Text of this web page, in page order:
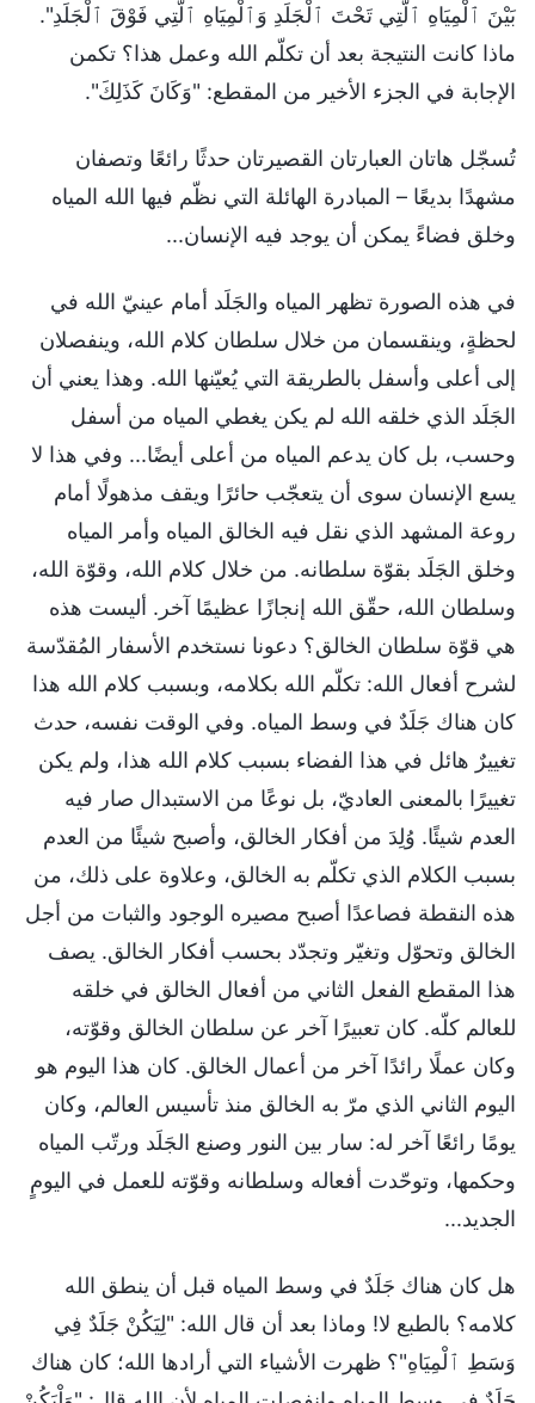
بَيْنَ ٱلْمِيَاهِ ٱلَّتِي تَحْتَ ٱلْجَلَدِ وَٱلْمِيَاهِ ٱلَّتِي فَوْقَ ٱلْجَلَدِ".
ماذا كانت النتيجة بعد أن تكلّم الله وعمل هذا؟ تكمن
الإجابة في الجزء الأخير من المقطع: "وَكَانَ كَذَلِكَ".
تُسجّل هاتان العبارتان القصيرتان حدثًا رائعًا وتصفان
مشهدًا بديعًا – المبادرة الهائلة التي نظّم فيها الله المياه
وخلق فضاءً يمكن أن يوجد فيه الإنسان...
في هذه الصورة تظهر المياه والجَلَد أمام عينيّ الله في
لحظةٍ، وينقسمان من خلال سلطان كلام الله، وينفصلان
إلى أعلى وأسفل بالطريقة التي يُعيّنها الله. وهذا يعني أن
الجَلَد الذي خلقه الله لم يكن يغطي المياه من أسفل
وحسب، بل كان يدعم المياه من أعلى أيضًا... وفي هذا لا
يسع الإنسان سوى أن يتعجّب حائرًا ويقف مذهولًا أمام
روعة المشهد الذي نقل فيه الخالق المياه وأمر المياه
وخلق الجَلَد بقوّة سلطانه. من خلال كلام الله، وقوّة الله،
وسلطان الله، حقّق الله إنجازًا عظيمًا آخر. أليست هذه
هي قوّة سلطان الخالق؟ دعونا نستخدم الأسفار المُقدّسة
لشرح أفعال الله: تكلّم الله بكلامه، وبسبب كلام الله هذا
كان هناك جَلَدٌ في وسط المياه. وفي الوقت نفسه، حدث
تغييرٌ هائل في هذا الفضاء بسبب كلام الله هذا، ولم يكن
تغييرًا بالمعنى العاديّ، بل نوعًا من الاستبدال صار فيه
العدم شيئًا. وُلِدَ من أفكار الخالق، وأصبح شيئًا من العدم
بسبب الكلام الذي تكلّم به الخالق، وعلاوة على ذلك، من
هذه النقطة فصاعدًا أصبح مصيره الوجود والثبات من أجل
الخالق وتحوّل وتغيّر وتجدّد بحسب أفكار الخالق. يصف
هذا المقطع الفعل الثاني من أفعال الخالق في خلقه
للعالم كلّه. كان تعبيرًا آخر عن سلطان الخالق وقوّته،
وكان عملًا رائدًا آخر من أعمال الخالق. كان هذا اليوم هو
اليوم الثاني الذي مرّ به الخالق منذ تأسيس العالم، وكان
يومًا رائعًا آخر له: سار بين النور وصنع الجَلَد ورتّب المياه
وحكمها، وتوحّدت أفعاله وسلطانه وقوّته للعمل في اليومٍ
الجديد...
هل كان هناك جَلَدٌ في وسط المياه قبل أن ينطق الله
كلامه؟ بالطبع لا! وماذا بعد أن قال الله: "لِيَكُنْ جَلَدٌ فِي
وَسَطِ ٱلْمِيَاهِ"؟ ظهرت الأشياء التي أرادها الله؛ كان هناك